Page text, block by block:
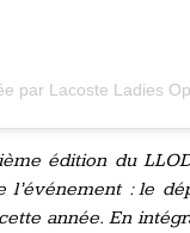
par Lacoste Ladies
édition du
l’événement : le
année. En